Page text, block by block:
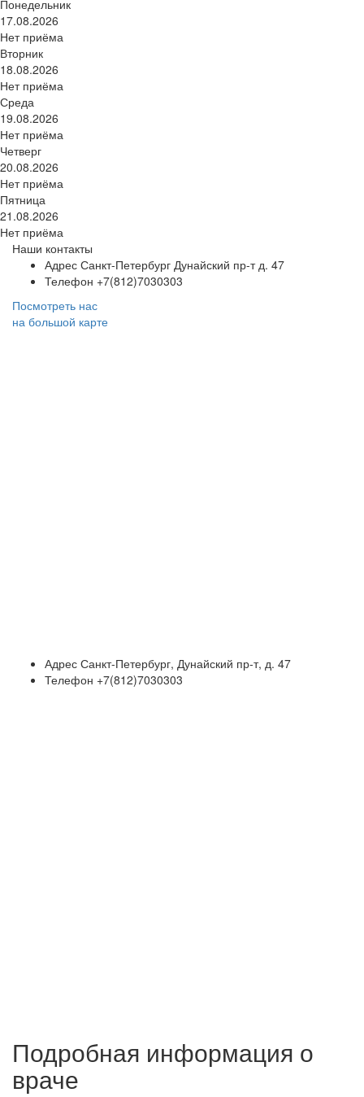
Понедельник
17.08.2026
Нет приёма
Вторник
18.08.2026
Нет приёма
Среда
19.08.2026
Нет приёма
Четверг
20.08.2026
Нет приёма
Пятница
21.08.2026
Нет приёма
Наши контакты
Адрес Санкт-Петербург Дунайский пр-т д. 47
Телефон +7(812)7030303
Посмотреть нас
на большой карте
Адрес Санкт-Петербург, Дунайский пр-т, д. 47
Телефон +7(812)7030303
Подробная информация о
враче